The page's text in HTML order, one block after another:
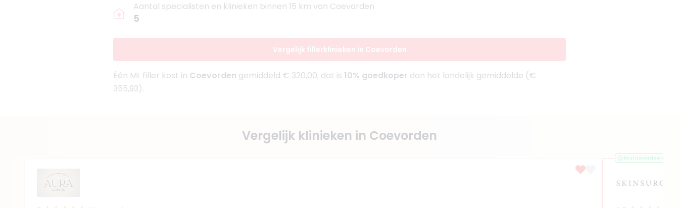
Aantal specialisten en klinieken binnen 15 km van Coevorden
5
Vergelijk fillerklinieken in Coevorden
Één ML filler kost in Coevorden gemiddeld € 320,00, dat is 10% goedkoper dan het landelijk gemiddelde (€
355,93).
Vergelijk klinieken in Coevorden
Best beoordeeld